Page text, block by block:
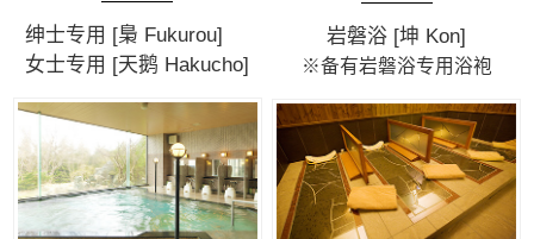
绅士专用 [梟 Fukurou]
女士专用 [天鹅 Hakucho]
岩磐浴 [坤 Kon]
※备有岩磐浴专用浴袍